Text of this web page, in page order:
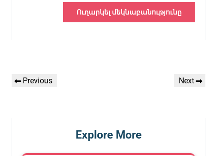
նավարկումը
Previous
Previous
Next
Next
Explore More